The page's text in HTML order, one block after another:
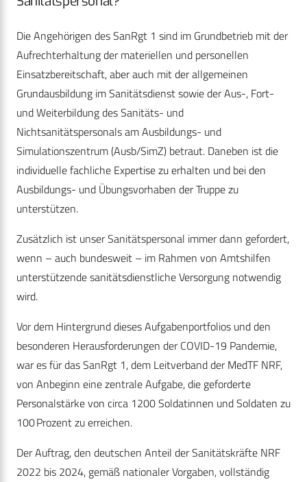
Die Angehörigen des SanRgt 1 sind im Grundbetrieb mit der
Aufrechterhaltung der materiellen und personellen
Einsatzbereitschaft, aber auch mit der allgemeinen
Grundausbildung im Sanitätsdienst sowie der Aus-, Fort-
und Weiterbildung des Sanitäts- und
Nichtsanitätspersonals am Ausbildungs- und
Simulationszentrum (Ausb/SimZ) betraut. Daneben ist die
individuelle fachliche Expertise zu erhalten und bei den
Ausbildungs- und Übungsvorhaben der Truppe zu
unterstützen.
Zusätzlich ist unser Sanitätspersonal immer dann gefordert,
wenn – auch bundesweit – im Rahmen von Amtshilfen
unterstützende sanitätsdienstliche Versorgung notwendig
wird.
Vor dem Hintergrund dieses Aufgabenportfolios und den
besonderen Herausforderungen der COVID-19 Pandemie,
war es für das SanRgt 1, dem Leitverband der MedTF NRF,
von Anbeginn eine zentrale Aufgabe, die geforderte
Personalstärke von circa 1200 Soldatinnen und Soldaten zu
100 Prozent zu erreichen.
Der Auftrag, den deutschen Anteil der Sanitätskräfte NRF
2022 bis 2024, gemäß nationaler Vorgaben, vollständig